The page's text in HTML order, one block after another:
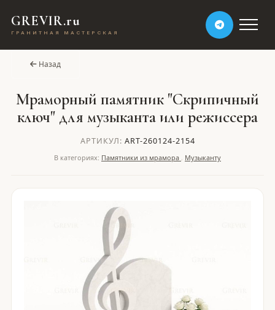
GREVIR.ru
ГРАНИТНАЯ МАСТЕРСКАЯ
Назад
Мраморный памятник "Скрипичный
ключ" для музыканта или режиссера
АРТИКУЛ: ART-260124-2154
В категориях: Памятники из мрамора , Музыканту